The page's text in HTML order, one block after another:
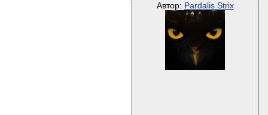
Автор: Pardalis Strix